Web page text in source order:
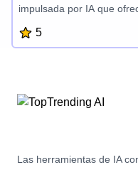
impulsada por IA que
permite a los usuarios
24 horas del día, recibir
5
Las herramientas de IA